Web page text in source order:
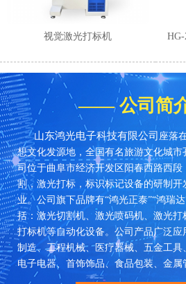
视觉激光打标机
—— 公司简
山东鸿光电子科技有限公司 座落
想文化发源地，全国有名旅游文化城
司位于曲阜市经济开发区阳春西路西段
割，激光打标，标识标记设备的研制
业。公司旗下品牌有“鸿光正泰”“鸿瑞
括：激光切割机、激光喷码机、激光
打标机等自动化设备。公司产品广泛
制造、工程机械、医疗器械、五金工具
电子电器、首饰饰品、食品包装、金属